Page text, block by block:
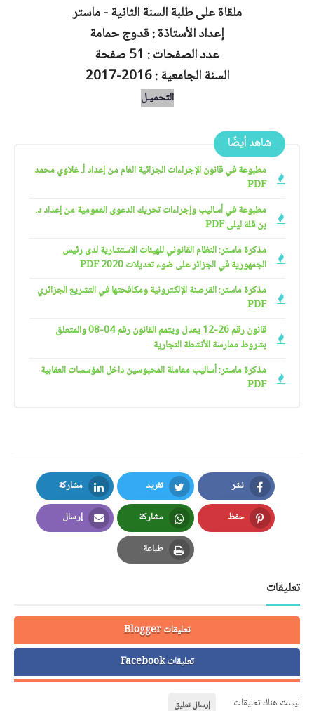
ملقاة على طلبة السنة الثانية - ماستر
إعداد الأستاذة : قدوج حمامة
عدد الصفحات : 51 صفحة
السنة الجامعية : 2016-2017
التحميـل
شاهد أيضًا
مطبوعة في قانون الإجراءات الجزائية العام من إعداد أ. غلاوي محمد
PDF
مطبوعة في أساليب وإجراءات تحريك الدعوى العمومية من إعداد د.
بن قلة ليلى PDF
مذكرة ماستر: النظام القانوني للهيئات الاستشارية لدى رئيس
الجمهورية في الجزائر على ضوء تعديلات 2020 PDF
مذكرة ماستر: القرصنة الإلكترونية ومكافحتها في التشريع الجزائري
PDF
قانون رقم 26-12 يعدل ويتمم القانون رقم 04-08 والمتعلق
بشروط ممارسة الأنشطة التجارية
مذكرة ماستر: أساليب معاملة المحبوسين داخل المؤسسات العقابية
PDF
نشر
Facebook
تغريد
Twitter
مشاركة
LinkedIn
حفظ
Pinterest
مشاركة
Whatsapp
إرسال
Email
طباعة
Print
تعليقات
تعليقات Blogger
تعليقات Facebook
ليست هناك تعليقات إرسال تعليق